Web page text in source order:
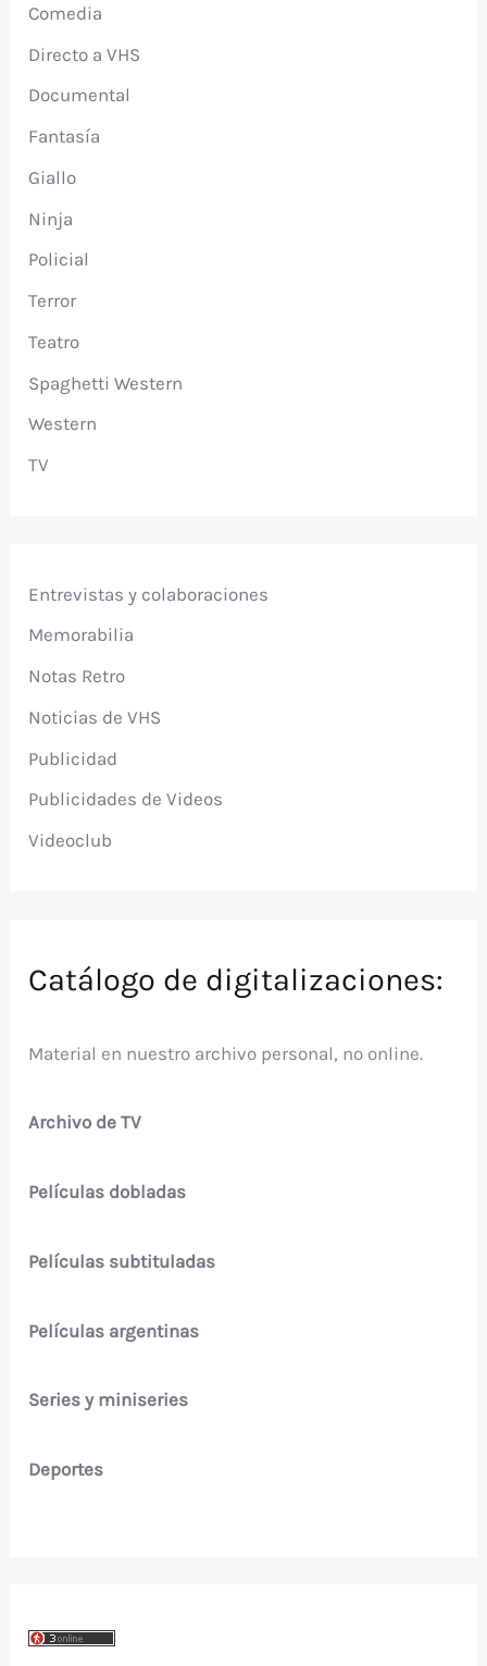
Comedia
Directo a VHS
Documental
Fantasía
Giallo
Ninja
Policial
Terror
Teatro
Spaghetti Western
Western
TV
Entrevistas y colaboraciones
Memorabilia
Notas Retro
Noticias de VHS
Publicidad
Publicidades de Videos
Videoclub
Catálogo de digitalizaciones:
Material en nuestro archivo personal, no online.
Archivo de TV
Películas dobladas
Películas subtituladas
Películas argentinas
Series y miniseries
Deportes